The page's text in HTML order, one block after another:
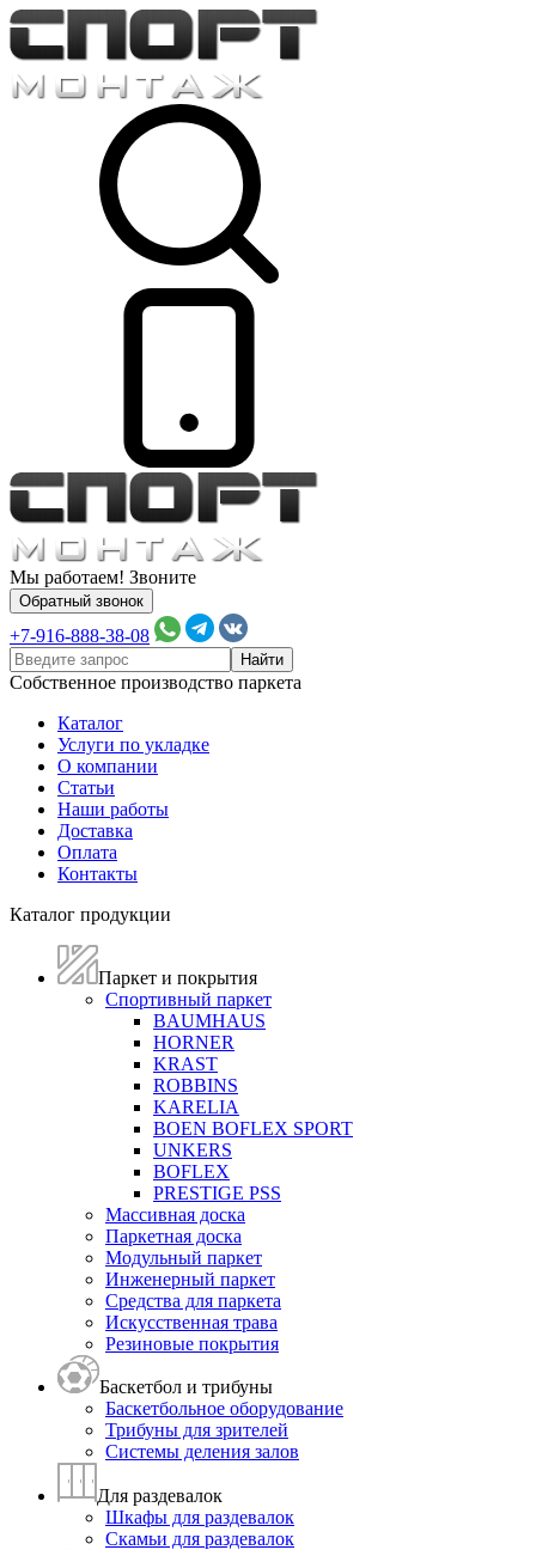
Мы работаем! Звоните
Обратный звонок
+7-916-888-38-08
Собственное производство паркета
Каталог
Услуги по укладке
О компании
Статьи
Наши работы
Доставка
Оплата
Контакты
Каталог продукции
Паркет и покрытия
Спортивный паркет
BAUMHAUS
HORNER
KRAST
ROBBINS
KARELIA
BOEN BOFLEX SPORT
UNKERS
BOFLEХ
PRESTIGE PSS
Массивная доска
Паркетная доска
Модульный паркет
Инженерный паркет
Средства для паркета
Искусственная трава
Резиновые покрытия
Баскетбол и трибуны
Баскетбольное оборудование
Трибуны для зрителей
Системы деления залов
Для раздевалок
Шкафы для раздевалок
Скамьи для раздевалок